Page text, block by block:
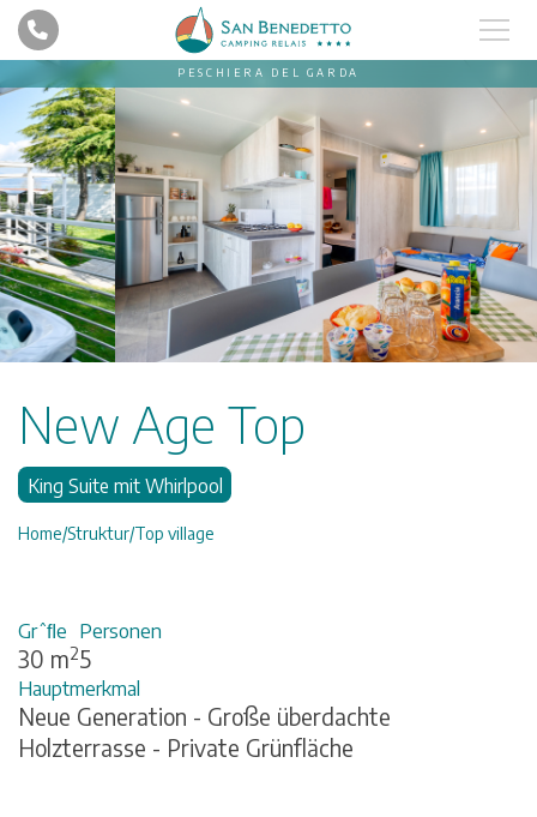
PESCHIERA DEL GARDA
New Age Top
King Suite mit Whirlpool
Home Struktur Top village
Grˆﬂe
30 m2
Personen
5
Hauptmerkmal
Neue Generation - Große überdachte
Holzterrasse - Private Grünfläche